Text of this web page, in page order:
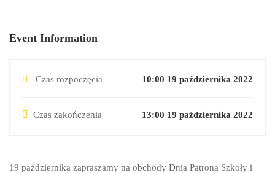
Event Information
Czas rozpoczęcia 10:00 19 października 2022
Czas zakończenia 13:00 19 października 2022
19 października zapraszamy na obchody Dnia Patrona Szkoły i